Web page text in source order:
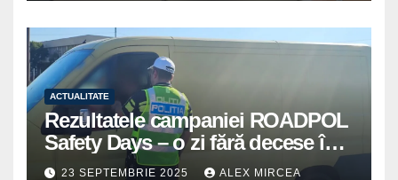
ACTUALITATE
Rezultatele campaniei ROADPOL
Safety Days – o zi fără decese în
trafic
23 SEPTEMBRIE 2025 ALEX MIRCEA